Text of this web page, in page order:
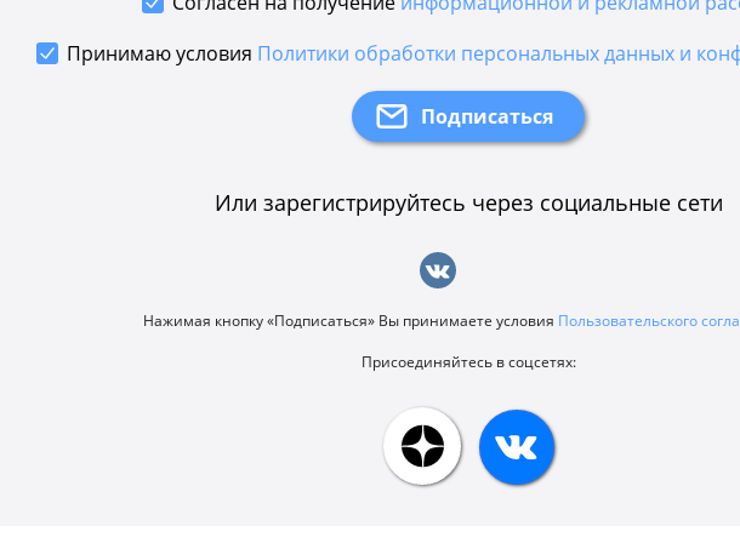
Принимаю условия Политики обработки персональных данных и
Или зарегистрируйтесь через социальные сети
Нажимая кнопку «Подписаться» Вы принимаете условия Пользовательского
Присоединяйтесь в соцсетях: